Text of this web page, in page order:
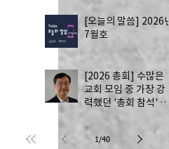
[오늘의 말씀] 2026년
7월호
[2026 총회] 수많은
교회 모임 중 가장 강
력했던 '총회 참석' by
1 /40